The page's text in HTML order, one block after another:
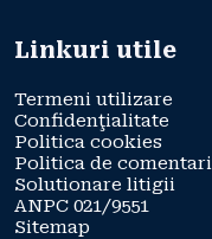
Linkuri utile
Termeni utilizare
Confidenţialitate
Politica cookies
Politica de
Solutionare litigii
ANPC 021/9551
Sitemap